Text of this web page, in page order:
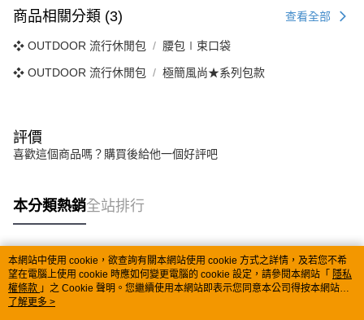
商品相關分類 (3) 查看全部
❖ OUTDOOR 流行休閒包 腰包∣束口袋
❖ OUTDOOR 流行休閒包 極簡風尚★系列包款
評價
喜歡這個商品嗎？購買後給他一個好評吧
本分類熱銷全站排行
熱門標籤
本網站中使用 cookie，欲查詢有關本網站使用 cookie 方式之詳情，及若您不希
望在電腦上使用 cookie 時應如何變更電腦的 cookie 設定，請參閱本網站「 隱私
權條款 」之 Cookie 聲明。您繼續使用本網站即表示您同意本公司得按本網站使
用條款之 Cookie 聲明使用 cookie。
了解更多 >